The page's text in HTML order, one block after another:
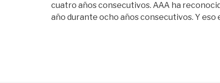
cuatro años consecutivos. AAA ha
año durante ocho años consecutivos. Y eso